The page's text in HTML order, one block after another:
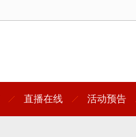
直播在线 活动预告